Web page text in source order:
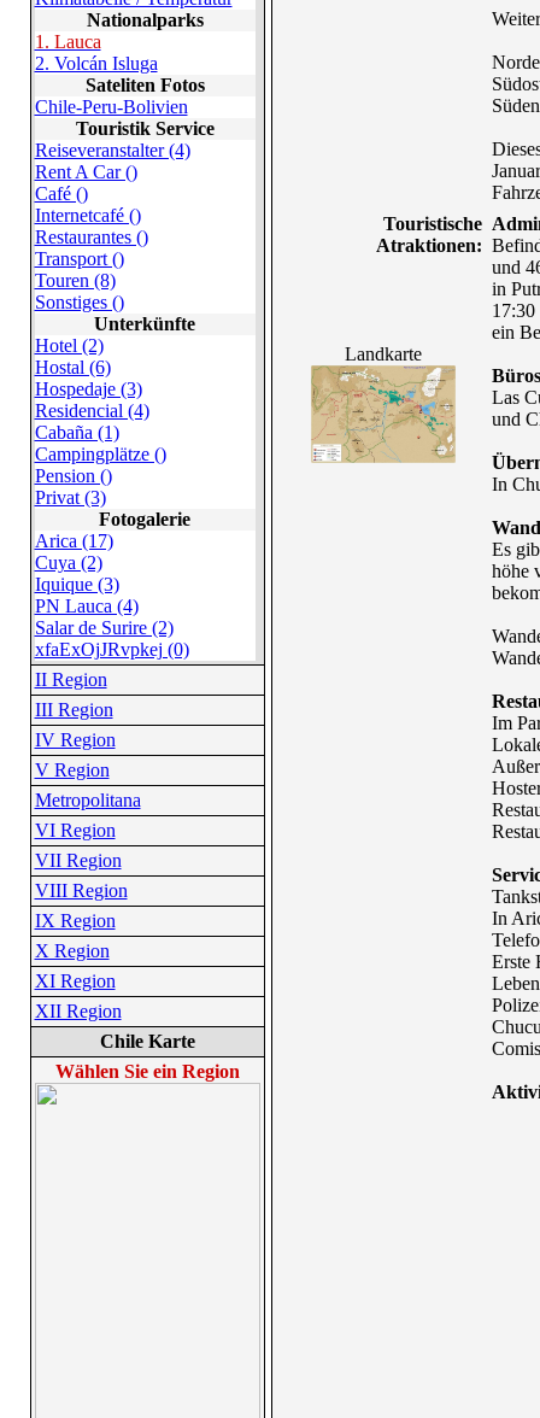
Nationalparks
1. Lauca
2. Volcán Isluga
Sateliten Fotos
Chile-Peru-Bolivien
Touristik Service
Reiseveranstalter (4)
Rent A Car ()
Café ()
Internetcafé ()
Restaurantes ()
Transport ()
Touren (8)
Sonstiges ()
Unterkünfte
Hotel (2)
Hostal (6)
Hospedaje (3)
Residencial (4)
Cabaña (1)
Campingplätze ()
Pension ()
Privat (3)
Fotogalerie
Arica (17)
Cuya (2)
Iquique (3)
PN Lauca (4)
Salar de Surire (2)
xfaExOjJRvpkej (0)
II Region
III Region
IV Region
V Region
Metropolitana
VI Region
VII Region
VIII Region
IX Region
X Region
XI Region
XII Region
Chile Karte
Wählen Sie ein Region
Touristische
Atraktionen:
Landkarte
und
in
17:30
ein
Las
und
In
Es
höhe
Im
In
Erste